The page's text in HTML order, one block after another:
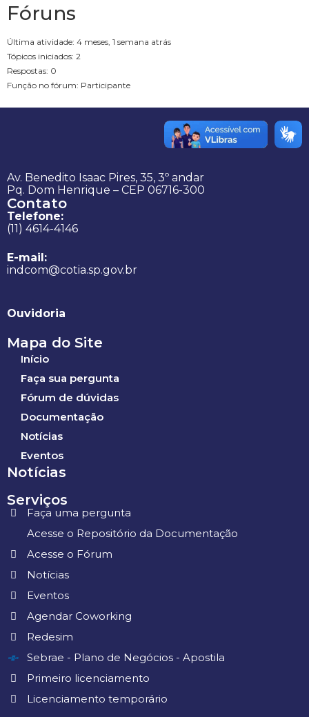
Fóruns
Última atividade: 4 meses, 1 semana atrás
Tópicos iniciados: 2
Respostas: 0
Função no fórum: Participante
Av. Benedito Isaac Pires, 35, 3º andar
Pq. Dom Henrique – CEP 06716-300
Contato
Telefone:
(11) 4614-4146
E-mail:
indcom@cotia.sp.gov.br
Ouvidoria
Mapa do Site
Início
Faça sua pergunta
Fórum de dúvidas
Documentação
Notícias
Eventos
Notícias
Serviços
Faça uma pergunta
Acesse o Repositório da Documentação
Acesse o Fórum
Notícias
Eventos
Agendar Coworking
Redesim
Sebrae - Plano de Negócios - Apostila
Primeiro licenciamento
Licenciamento temporário